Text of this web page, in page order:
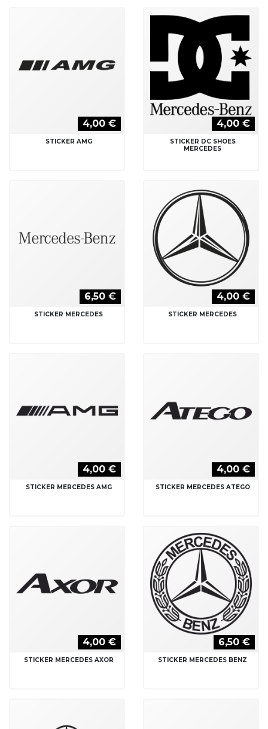
4,00 €
STICKER AMG
4,00 €
STICKER DC SHOES
MERCEDES
6,50 €
STICKER MERCEDES
4,00 €
STICKER MERCEDES
4,00 €
STICKER MERCEDES AMG
4,00 €
STICKER MERCEDES ATEGO
4,00 €
STICKER MERCEDES AXOR
6,50 €
STICKER MERCEDES BENZ